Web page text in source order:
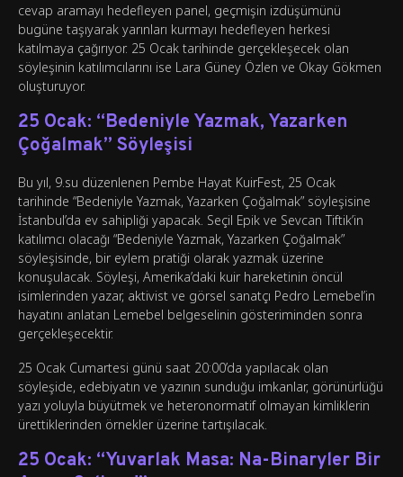
cevap aramayı hedefleyen panel, geçmişin izdüşümünü
bugüne taşıyarak yarınları kurmayı hedefleyen herkesi
katılmaya çağırıyor. 25 Ocak tarihinde gerçekleşecek olan
söyleşinin katılımcılarını ise Lara Güney Özlen ve Okay Gökmen
oluşturuyor.
25 Ocak: “Bedeniyle Yazmak, Yazarken
Çoğalmak” Söyleşisi
Bu yıl, 9.su düzenlenen Pembe Hayat KuirFest, 25 Ocak
tarihinde “Bedeniyle Yazmak, Yazarken Çoğalmak” söyleşisine
İstanbul’da ev sahipliği yapacak. Seçil Epik ve Sevcan Tiftik’in
katılımcı olacağı “Bedeniyle Yazmak, Yazarken Çoğalmak”
söyleşisinde, bir eylem pratiği olarak yazmak üzerine
konuşulacak. Söyleşi, Amerika’daki kuir hareketinin öncül
isimlerinden yazar, aktivist ve görsel sanatçı Pedro Lemebel’in
hayatını anlatan Lemebel belgeselinin gösteriminden sonra
gerçekleşecektir.
25 Ocak Cumartesi günü saat 20:00’da yapılacak olan
söyleşide, edebiyatın ve yazının sunduğu imkanlar, görünürlüğü
yazı yoluyla büyütmek ve heteronormatif olmayan kimliklerin
ürettiklerinden örnekler üzerine tartışılacak.
25 Ocak: “Yuvarlak Masa: Na-Binaryler Bir